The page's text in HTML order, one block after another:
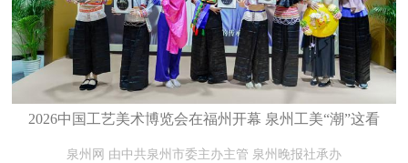
2026中国工艺美术博览会在福州开幕 泉州工美“潮”这看
泉州网 由中共泉州市委主办主管 泉州晚报社承办